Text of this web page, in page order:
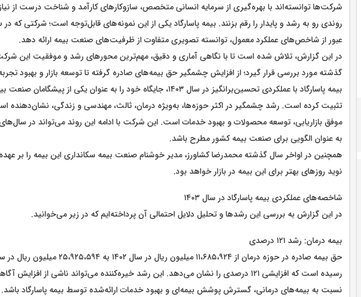
شرکت‌ها توانسته‌اند با بهره‌گیری از سرمایه انسانی متخصص، سازوکار‌های کارآمد و شناخت درست از
عبور از شاخص‌های عملکرد معمول، توانسته تصویری متفاوت از ظرفیت‌های صنعت بیمه ارائه دهد.
در این گزارش، تلاش شده است تا با نگاهی آماری و دقیق، مهم‌ترین محور‌های رشد و موفقیت این
گذشته مورد بررسی قرار گیرد؛ از افزایش چشمگیر حق بیمه‌های صادره گرفته تا توسعه بازار و بهبود
بیمه پاسارگاد با عملکردی تحسین‌برانگیز در سال ۱۴۰۳، جایگاه خود را به عنوان یکی از
تثبیت کرده است. رشد چشمگیر در اکثر حوزه‌ها، به‌ویژه درمان، ثالث، مهندسی و زندگی، نشان‌دهنده
موفق بازاریابی، توسعه محصولات و بهبود خدمات است. این شرکت با ادامه این روند می‌تواند در سال‌های
به عنوان الگویی برای صنعت بیمه کشور مطرح باشد.
همچنین در اواخر سال گذشته محمدرضا کشاورز، مدیر خوشنام صنعت بیمه سکانداری این بیمه را بر
نوید روز‌های بهتر برای این بیمه در بازار خواهد بود.
شاخصه‌های عملکردی بیمه پاسارگاد در سال ۱۴۰۳
در این گزارش به بررسی این رشد‌ها و تحلیل دلایل احتمالی آن پرداخته‌ایم که در زیر می‌خوانید.
بیمه درمان: رشد ۱۲۱ درصدی
رسیده است که افزایشی ۱۲۱ درصدی را نشان می‌دهد. این رشد خیره‌کننده می‌تواند ناشی از افزایش
نسبت به بیمه‌های درمانی، گسترش پوشش بیمه‌ای و بهبود خدمات ارائه‌شده توسط بیمه پاسارگاد باشد.